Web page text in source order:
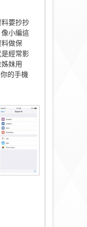
要抄抄
小編這
做保
經常影
妹用
的手機